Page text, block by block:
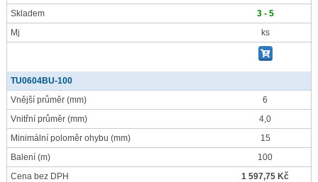
Skladem
3 - 5
Mj
ks
TU0604BU-100
Vnější průměr (mm)
6
Vnitřní průměr (mm)
4,0
Minimální poloměr ohybu (mm)
15
Balení (m)
100
Cena bez DPH
1 597,75 Kč